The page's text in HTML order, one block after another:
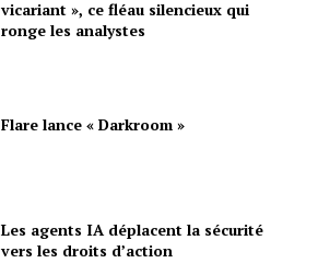
vicariant », ce fléau silencieux qui
ronge les analystes
Flare lance « Darkroom »
Les agents IA déplacent la sécurité
vers les droits d’action